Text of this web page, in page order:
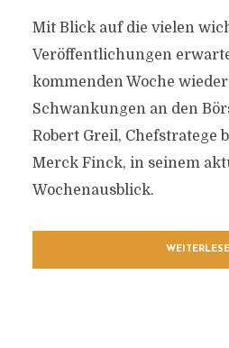
Mit Blick auf die vielen
Veröffentlichungen
kommenden Woche
Schwankungen an den
Robert Greil, Chefstratege
Merck Finck, in seinem
Wochenausblick.